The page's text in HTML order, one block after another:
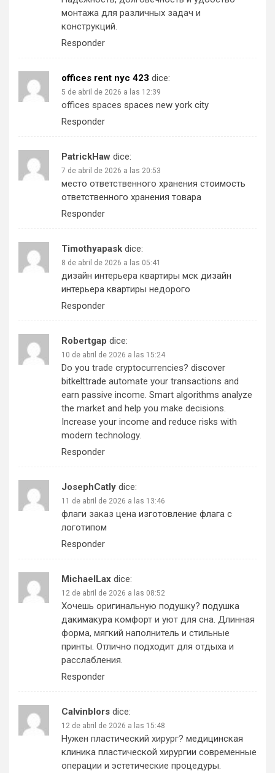
монтажа для различных задач и
конструкций.
Responder
offices rent nyc 423 dice:
5 de abril de 2026 a las 12:39
offices spaces spaces new york city
Responder
PatrickHaw dice:
7 de abril de 2026 a las 20:53
место ответственного хранения стоимость
ответственного хранения товара
Responder
Timothyapask dice:
8 de abril de 2026 a las 05:41
дизайн интерьера квартиры мск дизайн
интерьера квартиры недорого
Responder
Robertgap dice:
10 de abril de 2026 a las 15:24
Do you trade cryptocurrencies? discover
bitkelttrade automate your transactions and
earn passive income. Smart algorithms analyze
the market and help you make decisions.
Increase your income and reduce risks with
modern technology.
Responder
JosephCatly dice:
11 de abril de 2026 a las 13:46
флаги заказ цена изготовление флага с
логотипом
Responder
MichaelLax dice:
12 de abril de 2026 a las 08:52
Хочешь оригинальную подушку? подушка
дакимакура комфорт и уют для сна. Длинная
форма, мягкий наполнитель и стильные
принты. Отлично подходит для отдыха и
расслабления.
Responder
Calvinblors dice:
12 de abril de 2026 a las 15:48
Нужен пластический хирург? медицинская
клиника пластической хирургии современные
операции и эстетические процедуры.